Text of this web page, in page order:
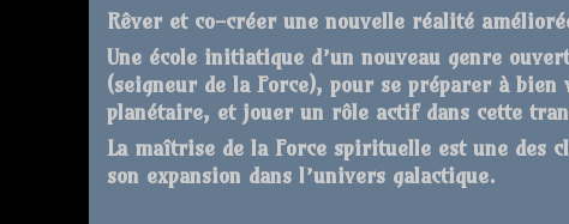
Rêver et co-créer une nouvelle réalité
Une école initiatique d’un nouveau genre
(seigneur de la Force), pour se préparer à
planétaire, et jouer un rôle actif dans cette
La maîtrise de la Force spirituelle est une des
son expansion dans l’univers galactique.